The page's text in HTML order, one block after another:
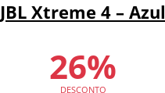
JBL Xtreme 4 – Azul
26%
DESCONTO